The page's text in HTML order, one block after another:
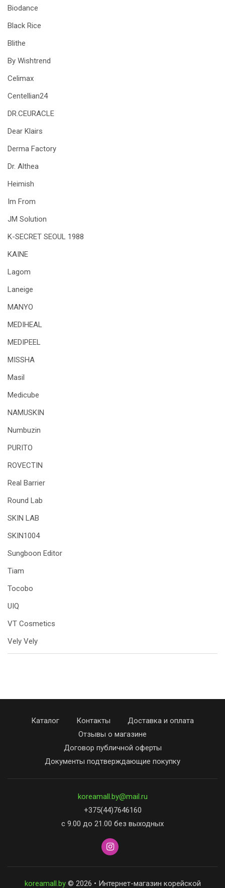
Biodance
Black Rice
Blithe
By Wishtrend
Celimax
Centellian24
DR.CEURACLE
Dear Klairs
Derma Factory
Dr. Althea
Heimish
Im From
JM Solution
K-SECRET SEOUL 1988
KAINE
Lagom
Laneige
MANYO
MEDIHEAL
MEDIPEEL
MISSHA
Masil
Medicube
NAMUSKIN
Numbuzin
PURITO
ROVECTIN
Real Barrier
Round Lab
SKIN LAB
SKIN1004
Sungboon Editor
Tiam
Tocobo
UIQ
VT Cosmetics
Vely Vely
Каталог Контакты
Доставка и оплата
Отзывы о магазине
Договор публичной оферты
Документы подтверждающие покупку
koreamall.by@mail.ru
+375(44)7646160
с 9.00 до 21.00 без выходных
koreamall.by© 2026 • Интернет-магазин корейской